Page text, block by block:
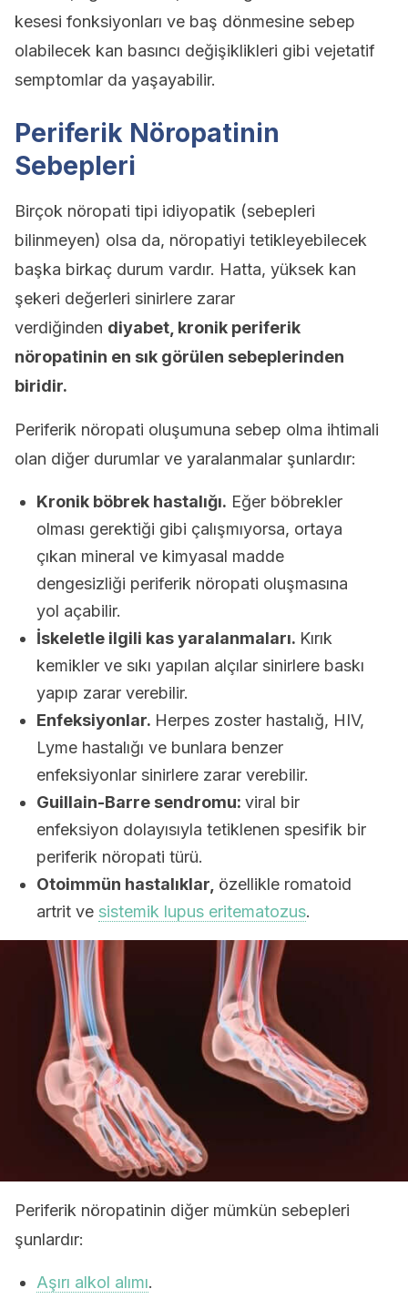
kesesi fonksiyonları ve baş dönmesine sebep
olabilecek kan basıncı değişiklikleri gibi vejetatif
semptomlar da yaşayabilir.
Periferik Nöropatinin
Sebepleri
Birçok nöropati tipi idiyopatik (sebepleri
bilinmeyen) olsa da, nöropatiyi tetikleyebilecek
başka birkaç durum vardır. Hatta, yüksek kan
şekeri değerleri sinirlere zarar
verdiğinden diyabet, kronik periferik
nöropatinin en sık görülen sebeplerinden
biridir.
Periferik nöropati oluşumuna sebep olma ihtimali
olan diğer durumlar ve yaralanmalar şunlardır:
Kronik böbrek hastalığı. Eğer böbrekler
olması gerektiği gibi çalışmıyorsa, ortaya
çıkan mineral ve kimyasal madde
dengesizliği periferik nöropati oluşmasına
yol açabilir.
İskeletle ilgili kas yaralanmaları. Kırık
kemikler ve sıkı yapılan alçılar sinirlere baskı
yapıp zarar verebilir.
Enfeksiyonlar. Herpes zoster hastalığ, HIV,
Lyme hastalığı ve bunlara benzer
enfeksiyonlar sinirlere zarar verebilir.
Guillain-Barre sendromu: viral bir
enfeksiyon dolayısıyla tetiklenen spesifik bir
periferik nöropati türü.
Otoimmün hastalıklar, özellikle romatoid
artrit ve sistemik lupus eritematozus.
Periferik nöropatinin diğer mümkün sebepleri
şunlardır:
Aşırı alkol alımı.